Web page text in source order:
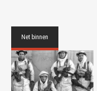
Net binnen